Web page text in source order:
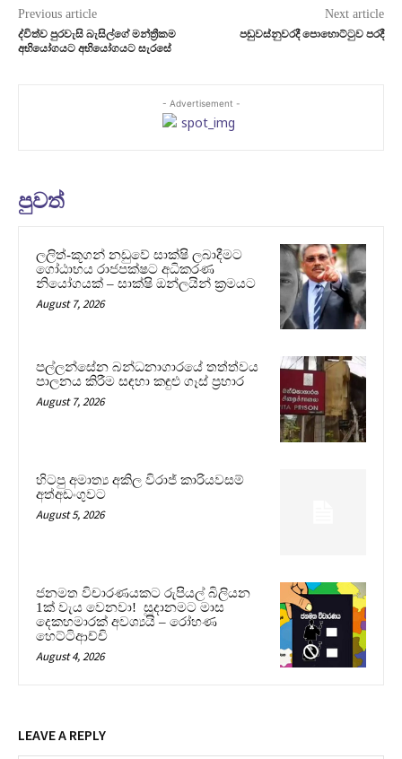
Previous article
ද්විත්ව පුරවැසි බැසිල්ගේ මන්ත්‍රීකම
අභියෝගයට අභියෝගයට සැරසේ
Next article
පඬුවස්නුවරදී පොහොට්ටුව පරදී
- Advertisement -
පුවත්
ලලිත්-කූගන් නඩුවේ සාක්ෂි ලබාදීමට
ගෝඨාභය රාජපක්ෂට අධිකරණ
නියෝගයක් – සාක්ෂි ඔන්ලයින් ක්‍රමයට
August 7, 2026
පල්ලන්සේන බන්ධනාගාරයේ තත්ත්වය
පාලනය කිරීම සඳහා කඳුළු ගෑස් ප්‍රහාර
August 7, 2026
හිටපු අමාත්‍ය අකිල විරාජ් කාරියවසම්
අත්අඩංගුවට
August 5, 2026
ජනමත විචාරණයකට රුපියල් බිලියන
1ක් වැය වෙනවා! සූදානමට මාස
දෙකහමාරක් අවශ්‍යයි – රෝහණ
හෙට්ටිආච්චි
August 4, 2026
LEAVE A REPLY